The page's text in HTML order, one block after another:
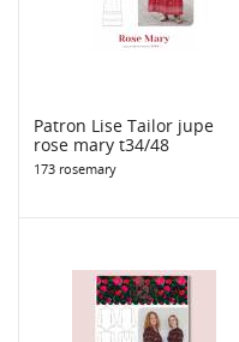
Patron Lise Tailor jupe
rose mary t34/48
173 rosemary